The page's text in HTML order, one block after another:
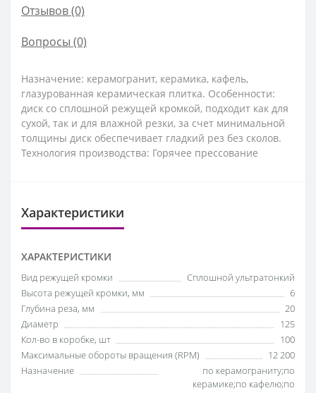
Отзывов (0)
Вопросы (0)
Назначение: керамогранит, керамика, кафель,
глазурованная керамическая плитка. Особенности:
диск со сплошной режущей кромкой, подходит как для
сухой, так и для влажной резки, за счет минимальной
толщины диск обеспечивает гладкий рез без сколов.
Технология производства: Горячее прессование
Характеристики
ХАРАКТЕРИСТИКИ
Вид режущей кромки
Сплошной ультратонкий
Высота режущей кромки, мм
6
Глубина реза, мм
20
Диаметр
125
Кол-во в коробке, шт
100
Максимальные обороты вращения (RPM)
12 200
Назначение
по керамограниту;по
керамике;по кафелю;по